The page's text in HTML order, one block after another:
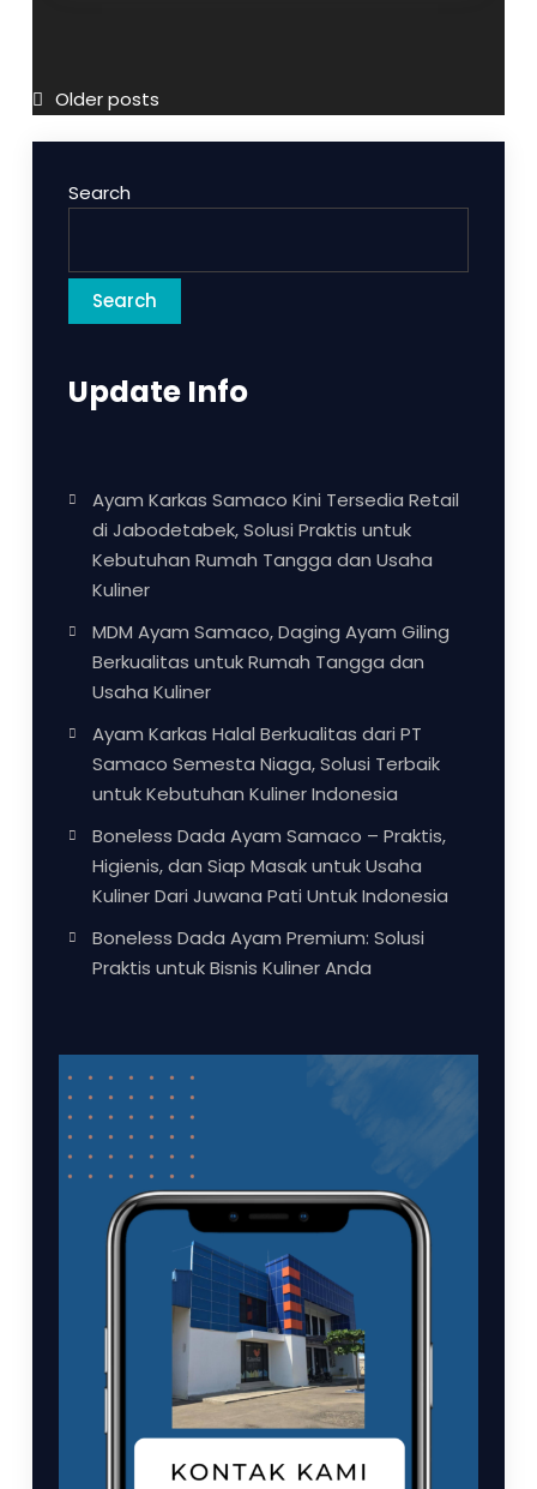
SAMACO
Posts
navigation
Older posts
Search
Search
Update Info
Ayam Karkas Samaco Kini Tersedia Retail
di Jabodetabek, Solusi Praktis untuk
Kebutuhan Rumah Tangga dan Usaha
Kuliner
MDM Ayam Samaco, Daging Ayam Giling
Berkualitas untuk Rumah Tangga dan
Usaha Kuliner
Ayam Karkas Halal Berkualitas dari PT
Samaco Semesta Niaga, Solusi Terbaik
untuk Kebutuhan Kuliner Indonesia
Boneless Dada Ayam Samaco – Praktis,
Higienis, dan Siap Masak untuk Usaha
Kuliner Dari Juwana Pati Untuk Indonesia
Boneless Dada Ayam Premium: Solusi
Praktis untuk Bisnis Kuliner Anda